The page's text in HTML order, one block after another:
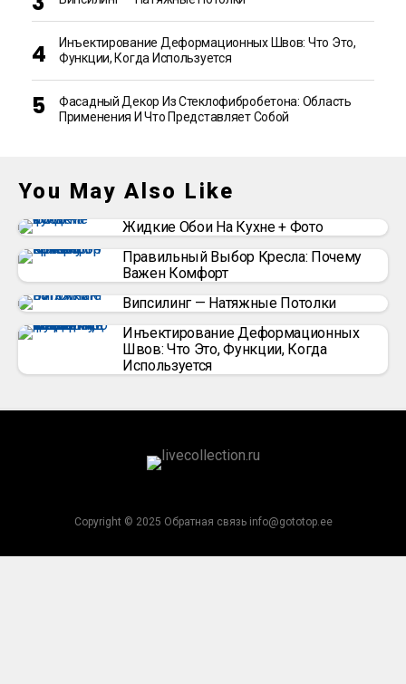
Инъектирование Деформационных Швов: Что Это,
Функции, Когда Используется
Фасадный Декор Из Стеклофибробетона: Область
Применения И Что Представляет Собой
You May Also Like
Жидкие Обои На Кухне + Фото
Правильный Выбор Кресла: Почему
Важен Комфорт
Випсилинг — Натяжные Потолки
Инъектирование Деформационных
Швов: Что Это, Функции, Когда
Используется
Copyright © 2025 Обратная связь info@gototop.ee